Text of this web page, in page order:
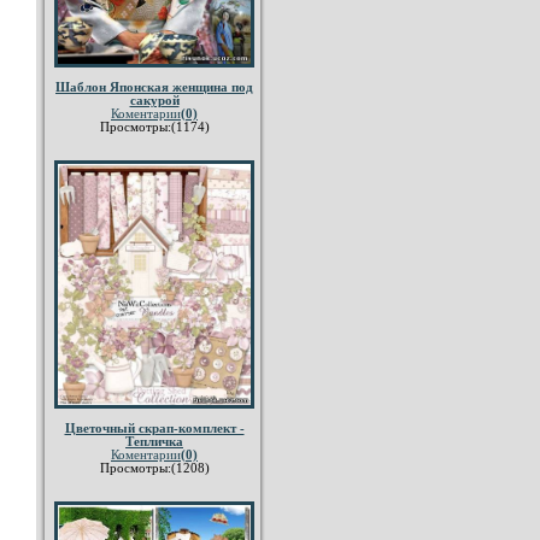
Шаблон Японская женщина под
сакурой
Коментарии(0)
Просмотры:(1174)
Цветочный скрап-комплект -
Тепличка
Коментарии(0)
Просмотры:(1208)